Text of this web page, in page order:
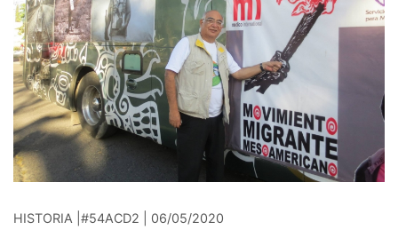
HISTORIA |#54ACD2 | 06/05/2020